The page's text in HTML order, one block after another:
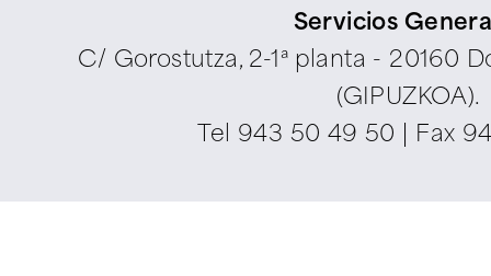
Servicios
C/ Gorostutza, 2-1ª planta - 20160
(GIPUZKOA).
Tel 943 50 49 50 | Fax